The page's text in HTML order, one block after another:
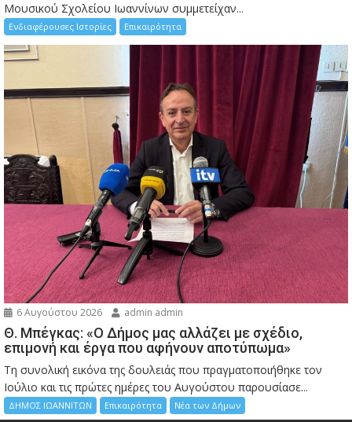
Μουσικού Σχολείου Ιωαννίνων συμμετείχαν...
Ενδιαφέρουσες Ιστορίες Επικαιρότητα
6 Αυγούστου 2026 admin admin
Θ. Μπέγκας: «Ο Δήμος μας αλλάζει με σχέδιο,
επιμονή και έργα που αφήνουν αποτύπωμα»
Τη συνολική εικόνα της δουλειάς που πραγματοποιήθηκε τον
Ιούλιο και τις πρώτες ημέρες του Αυγούστου παρουσίασε...
ΔΗΜΟΣ ΙΩΑΝΝΙΤΩΝ Επικαιρότητα Νέα των Δήμων